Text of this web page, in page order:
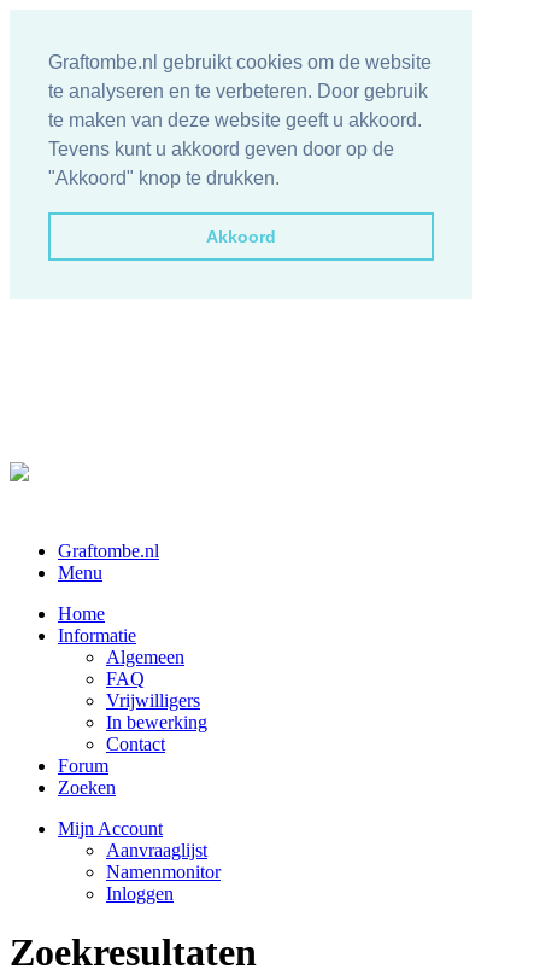
Graftombe.nl gebruikt cookies om de website
te analyseren en te verbeteren. Door gebruik
te maken van deze website geeft u akkoord.
Tevens kunt u akkoord geven door op de
"Akkoord" knop te drukken.
Akkoord
Graftombe.nl
Menu
Home
Informatie
Algemeen
FAQ
Vrijwilligers
In bewerking
Contact
Forum
Zoeken
Mijn Account
Aanvraaglijst
Namenmonitor
Inloggen
Zoekresultaten